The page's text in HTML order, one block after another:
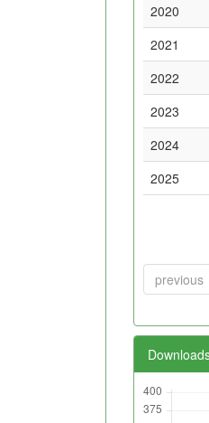
2020
2021
2022
2023
2024
2025
previous